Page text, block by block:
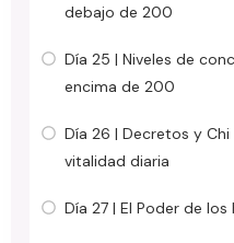
debajo de 200
Día 25 | Niveles de
encima de 200
Día 26 | Decretos y
vitalidad diaria
Día 27 | El Poder de